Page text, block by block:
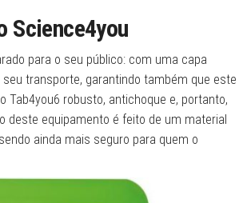
Science4you
para o seu público: com uma capa
transporte, garantindo também que este
robusto, antichoque e, portanto,
deste equipamento é feito de um material
ainda mais seguro para quem o